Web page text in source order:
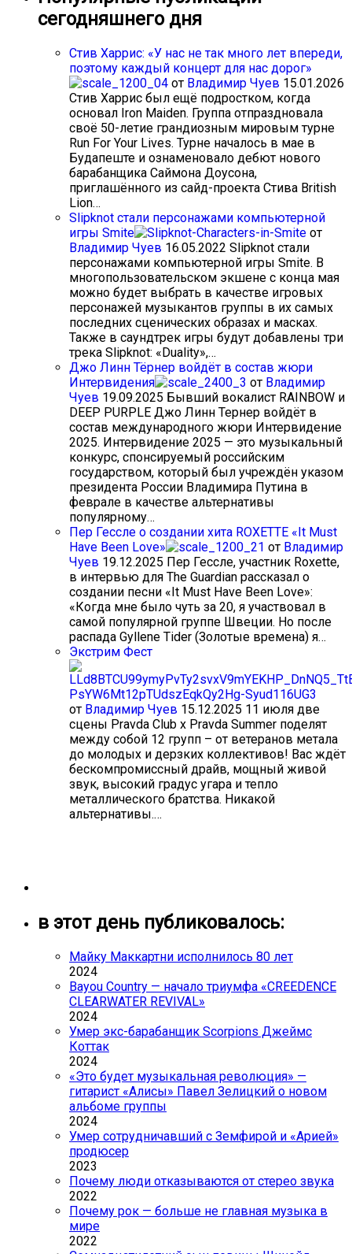
сегодняшнего дня
Стив Харрис: «У нас не так много лет впереди,
поэтому каждый концерт для нас дорог»
от Владимир Чуев 15.01.2026
Стив Харрис был ещё подростком, когда
основал Iron Maiden. Группа отпраздновала
своё 50-летие грандиозным мировым турне
Run For Your Lives. Турне началось в мае в
Будапеште и ознаменовало дебют нового
барабанщика Саймона Доусона,
приглашённого из сайд-проекта Стива British
Lion…
Slipknot стали персонажами компьютерной
игры Smite
от
Владимир Чуев 16.05.2022 Slipknot стали
персонажами компьютерной игры Smite. В
многопользовательском экшене с конца мая
можно будет выбрать в качестве игровых
персонажей музыкантов группы в их самых
последних сценических образах и масках.
Также в саундтрек игры будут добавлены три
трека Slipknot: «Duality»,…
Джо Линн Тёрнер войдёт в состав жюри
Интервидения
от Владимир
Чуев 19.09.2025 Бывший вокалист RAINBOW и
DEEP PURPLE Джо Линн Тернер войдёт в
состав международного жюри Интервидение
2025. Интервидение 2025 — это музыкальный
конкурс, спонсируемый российским
государством, который был учреждён указом
президента России Владимира Путина в
феврале в качестве альтернативы
популярному…
Пер Гессле о создании хита ROXETTE «It Must
Have Been Love»
от Владимир
Чуев 19.12.2025 Пер Гессле, участник Roxette,
в интервью для The Guardian рассказал о
создании песни «It Must Have Been Love»:
«Когда мне было чуть за 20, я участвовал в
самой популярной группе Швеции. Но после
распада Gyllene Tider (Золотые времена) я…
Экстрим Фест
от Владимир Чуев 15.12.2025 11 июля две
сцены Pravda Club x Pravda Summer поделят
между собой 12 групп – от ветеранов метала
до молодых и дерзких коллективов! Вас ждёт
бескомпромиссный драйв, мощный живой
звук, высокий градус угара и тепло
металлического братства. Никакой
альтернативы.…
в этот день публиковалось:
Майку Маккартни исполнилось 80 лет
2024
Bayou Country — начало триумфа «CREEDENCE
CLEARWATER REVIVAL»
2024
Умер экс-барабанщик Scorpions Джеймс
Коттак
2024
«Это будет музыкальная революция» —
гитарист «Алисы» Павел Зелицкий о новом
альбоме группы
2024
Умер сотрудничавший с Земфирой и «Арией»
продюсер
2023
Почему люди отказываются от стерео звука
2022
Почему рок — больше не главная музыка в
мире
2022